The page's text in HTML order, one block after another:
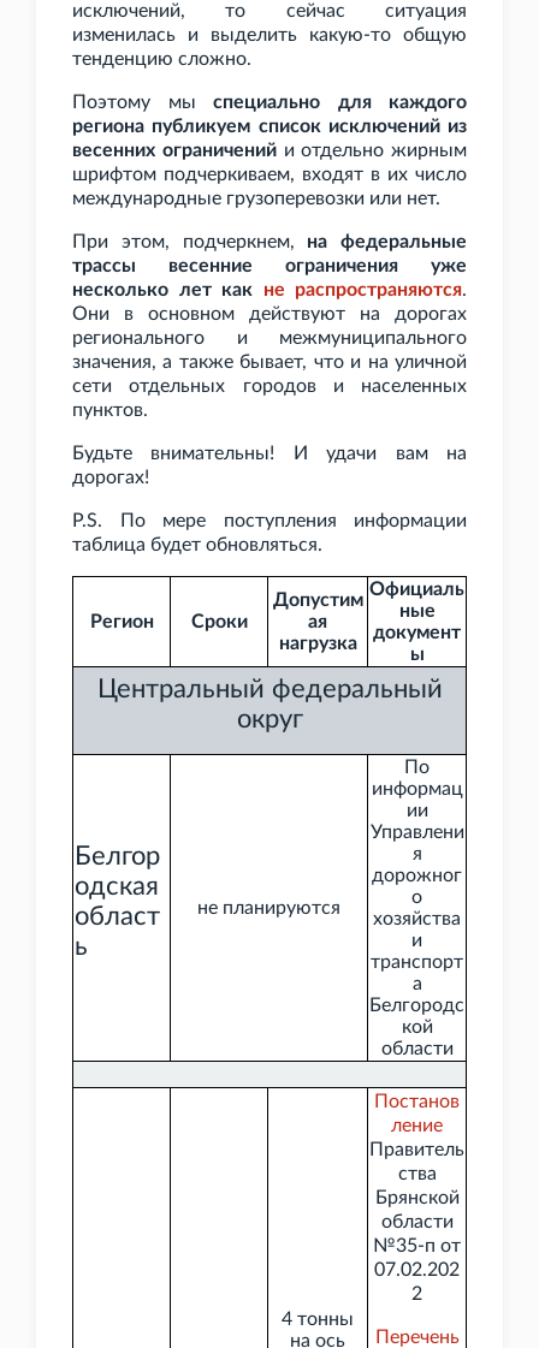
исключений, то сейчас ситуация
изменилась и выделить какую-то общую
тенденцию сложно.
Поэтому мы специально для каждого
региона публикуем список исключений из
весенних ограниченийи отдельно жирным
шрифтом подчеркиваем, входят в их число
международные грузоперевозки или нет.
При этом, подчеркнем, на федеральные
трассы весенние ограничения уже
несколько лет как не распространяются.
Они в основном действуют на дорогах
регионального и межмуниципального
значения, а также бывает, что и на уличной
сети отдельных городов и населенных
пунктов.
Будьте внимательны! И удачи вам на
дорогах!
P.S. По мере поступления информации
таблица будет обновляться.
Регион Сроки
Допустим
ая
нагрузка
Официаль
ные
документ
ы
Центральный федеральный
округ
Белгор
одская
област
ь
не планируются
По
информац
ии
Управлени
я
дорожног
о
хозяйства
и
транспорт
а
Белгородс
кой
области
4 тонны
на ось
Постанов
ление
Правитель
ства
Брянской
области
№35-п от
07.02.202
2
Перечень